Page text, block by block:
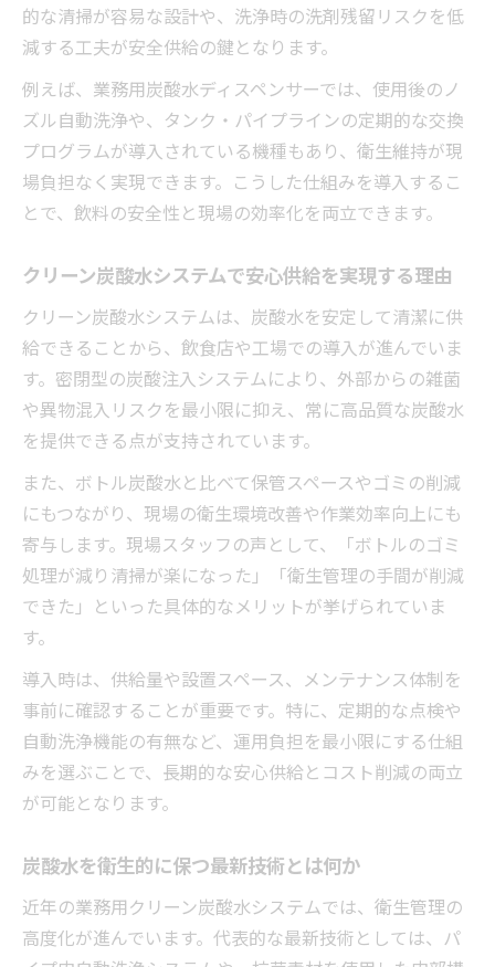
炭酸水導入で運営コストが安定する理由を
解説
炭酸水の導入なら業務用システムが効率的
業務用ウォーターサーバー導入で業務効率
化を実現
炭酸水の効率的な供給は業務用システムで
決まる
底解説
炭酸水を安定して使うための業務用導入法
システム導入で炭酸水の在庫管理が不要に
なる理由
強炭酸や飲料開発に役立つクリーンな選択肢
強炭酸メニュー開発に最適な業務用ウォー
ターサーバー
炭酸水の強度調整が可能な業務用システム
の強み
飲料開発で活躍するクリーン炭酸水の特徴
炭酸水で飲料メニューを差別化する実践ポ
イント
炭酸水供給を安定化する仕組みの魅力を探る
業務用炭酸水ディスペンサーの安定供給技
安定した炭酸水供給が現場にもたらすメリ
炭酸水の安定供給を支える業務用システム
の選択肢
的な清掃が容易な設計や、洗浄時の洗剤残留リスクを低
減する工夫が安全供給の鍵となります。
例えば、業務用炭酸水ディスペンサーでは、使用後のノ
ズル自動洗浄や、タンク・パイプラインの定期的な交換
プログラムが導入されている機種もあり、衛生維持が現
場負担なく実現できます。こうした仕組みを導入するこ
とで、飲料の安全性と現場の効率化を両立できます。
クリーン炭酸水システムで安心供給を実現する理由
クリーン炭酸水システムは、炭酸水を安定して清潔に供
給できることから、飲食店や工場での導入が進んでいま
す。密閉型の炭酸注入システムにより、外部からの雑菌
や異物混入リスクを最小限に抑え、常に高品質な炭酸水
を提供できる点が支持されています。
また、ボトル炭酸水と比べて保管スペースやゴミの削減
にもつながり、現場の衛生環境改善や作業効率向上にも
寄与します。現場スタッフの声として、「ボトルのゴミ
処理が減り清掃が楽になった」「衛生管理の手間が削減
できた」といった具体的なメリットが挙げられていま
す。
導入時は、供給量や設置スペース、メンテナンス体制を
事前に確認することが重要です。特に、定期的な点検や
自動洗浄機能の有無など、運用負担を最小限にする仕組
みを選ぶことで、長期的な安心供給とコスト削減の両立
が可能となります。
炭酸水を衛生的に保つ最新技術とは何か
近年の業務用クリーン炭酸水システムでは、衛生管理の
高度化が進んでいます。代表的な最新技術としては、パ